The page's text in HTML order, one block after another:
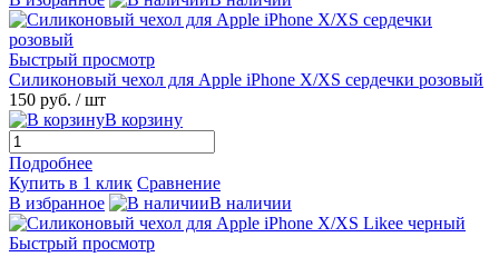
Быстрый просмотр
Силиконовый чехол для Apple iPhone X/XS сердечки розовый
150 руб. / шт
В корзину
Подробнее
Купить в 1 клик Сравнение
В избранное
В наличии
Быстрый просмотр